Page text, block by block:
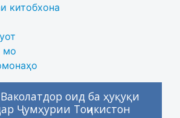
китобхона
мо
оид ба ҳуқуқи
Ҷумҳурии Тоҷикистон